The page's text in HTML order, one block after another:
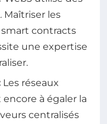
les
smart contracts
une expertise
Les réseaux
à égaler la
centralisés